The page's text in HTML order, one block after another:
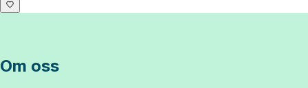
Om oss